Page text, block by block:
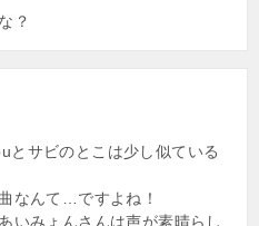
？
とサビのとこは少し似ている
なんて…ですよね！
いみょんさんは声が素晴らし